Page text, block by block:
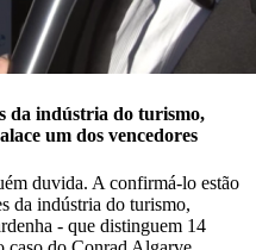
da indústria do turismo,
um dos vencedores
duvida. A confirmá-lo estão
da indústria do turismo,
- que distinguem 14